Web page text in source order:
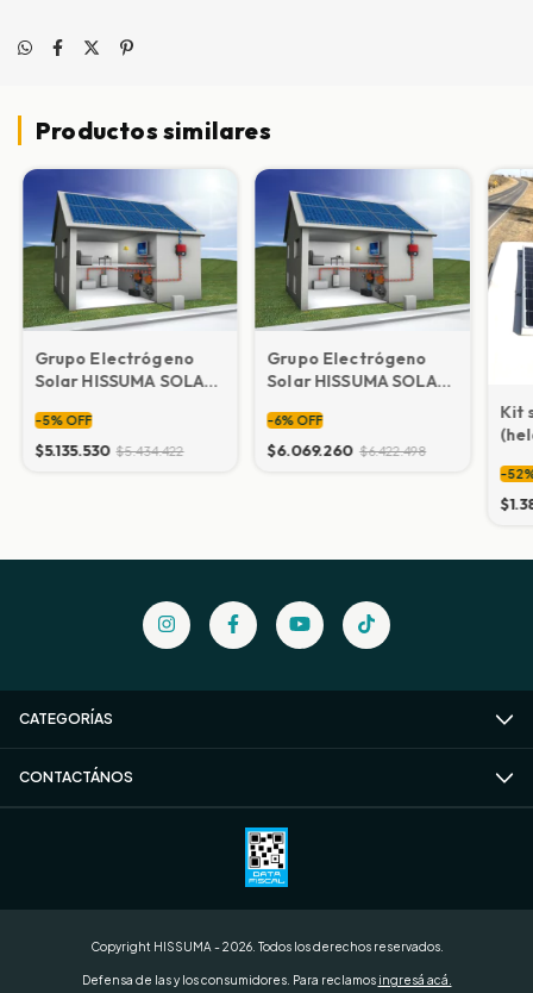
Productos similares
Grupo Electrógeno
Solar HISSUMA SOLAR
-5% OFF
$5.135.530 $5.434.422
Grupo Electrógeno
Solar HISSUMA SOLAR
-6% OFF
$6.069.260 $6.422.498
Kit
-52
CATEGORÍAS
CONTACTÁNOS
Copyright HISSUMA - 2026. Todos los derechos reservados.
Defensa de las y los consumidores. Para reclamos ingresá acá.